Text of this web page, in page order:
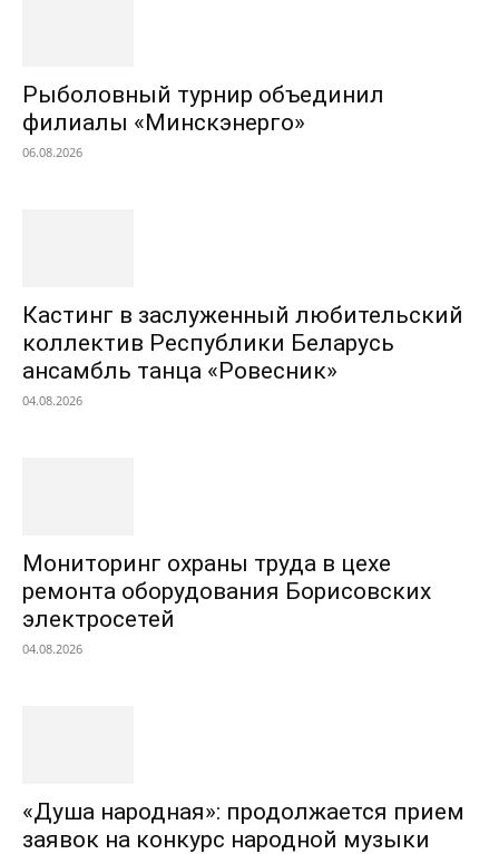
Рыболовный турнир объединил
филиалы «Минскэнерго»
06.08.2026
Кастинг в заслуженный любительский
коллектив Республики Беларусь
ансамбль танца «Ровесник»
04.08.2026
Мониторинг охраны труда в цехе
ремонта оборудования Борисовских
электросетей
04.08.2026
«Душа народная»: продолжается прием
заявок на конкурс народной музыки